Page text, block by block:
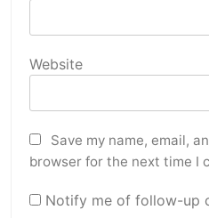
Website
Save my name, email,
browser for the next time I
Notify me of follow-up